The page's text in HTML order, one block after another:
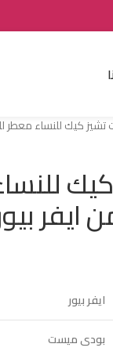
للنساء معطر للجسم – 236مل
ايفر بيور
بودى ميست